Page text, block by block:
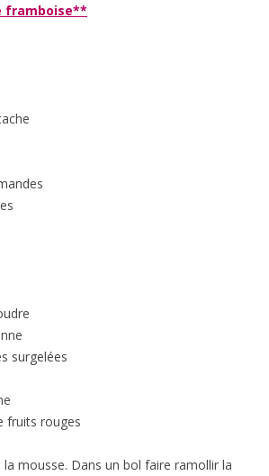
framboise**
surgelées
fruits rouges
la mousse. Dans un bol faire ramollir la